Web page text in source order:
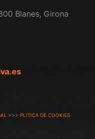
Blanes, Girona
>>> PLITICA DE COOKIES